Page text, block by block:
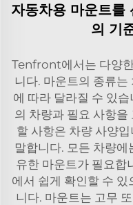
자동차용 마운트를
의 기
Tenfront에서는 다양
니다. 마운트의 종류
에 따라 달라질 수 있
의 차량과 필요 사항
할 사항은 차량 사양
말합니다. 모든 차량
유한 마운트가 필요합
에서 쉽게 확인할 수
니다. 마운트는 고무